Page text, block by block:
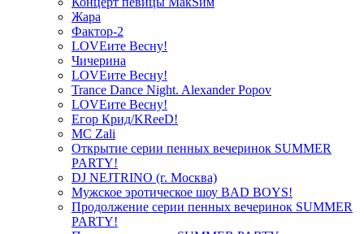
Жара
Фактор-2
LOVEите Весну!
Чичерина
LOVEите Весну!
Trance Dance Night. Alexander Popov
LOVEите Весну!
Егор Крид/KReeD!
MC Zali
Открытие серии пенных вечеринок SUMMER
PARTY!
DJ NEJTRINO (г. Москва)
Мужское эротическое шоу BAD BOYS!
Продолжение серии пенных вечеринок SUMMER
PARTY!